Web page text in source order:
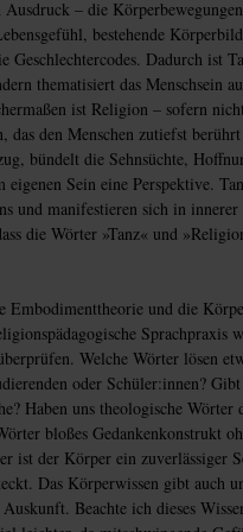
– die
bestehende
Geschlechtercodes. Dadurch ist
thematisiert das Menschsein
ist Religion – sofern
das den Menschen zutiefst
bündelt die Sehnsüchte,
eigenen Sein eine Perspektive.
und manifestieren sich in
die Wörter »Tanz« und
Embodimenttheorie und die
Sprachpraxis
Welche Wörter lösen
oder Schüler:innen?
Haben uns theologische Wörter
bloßes Gedankenkonstrukt
ist der Körper ein zuverlässiger
Das Körperwissen gibt auch
Beachte ich dieses